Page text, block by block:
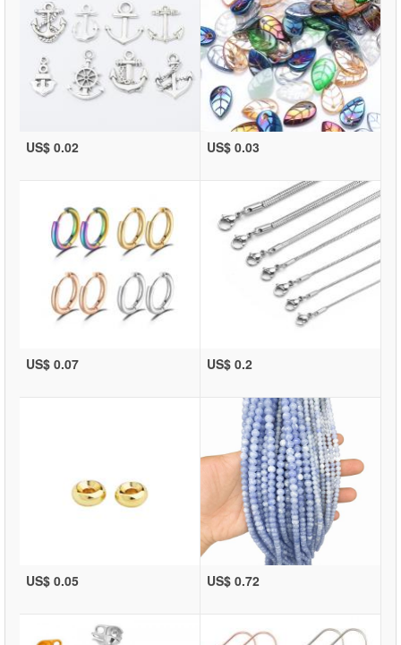
US$ 0.02 US$ 0.03
US$ 0.07 US$ 0.2
US$ 0.05 US$ 0.72